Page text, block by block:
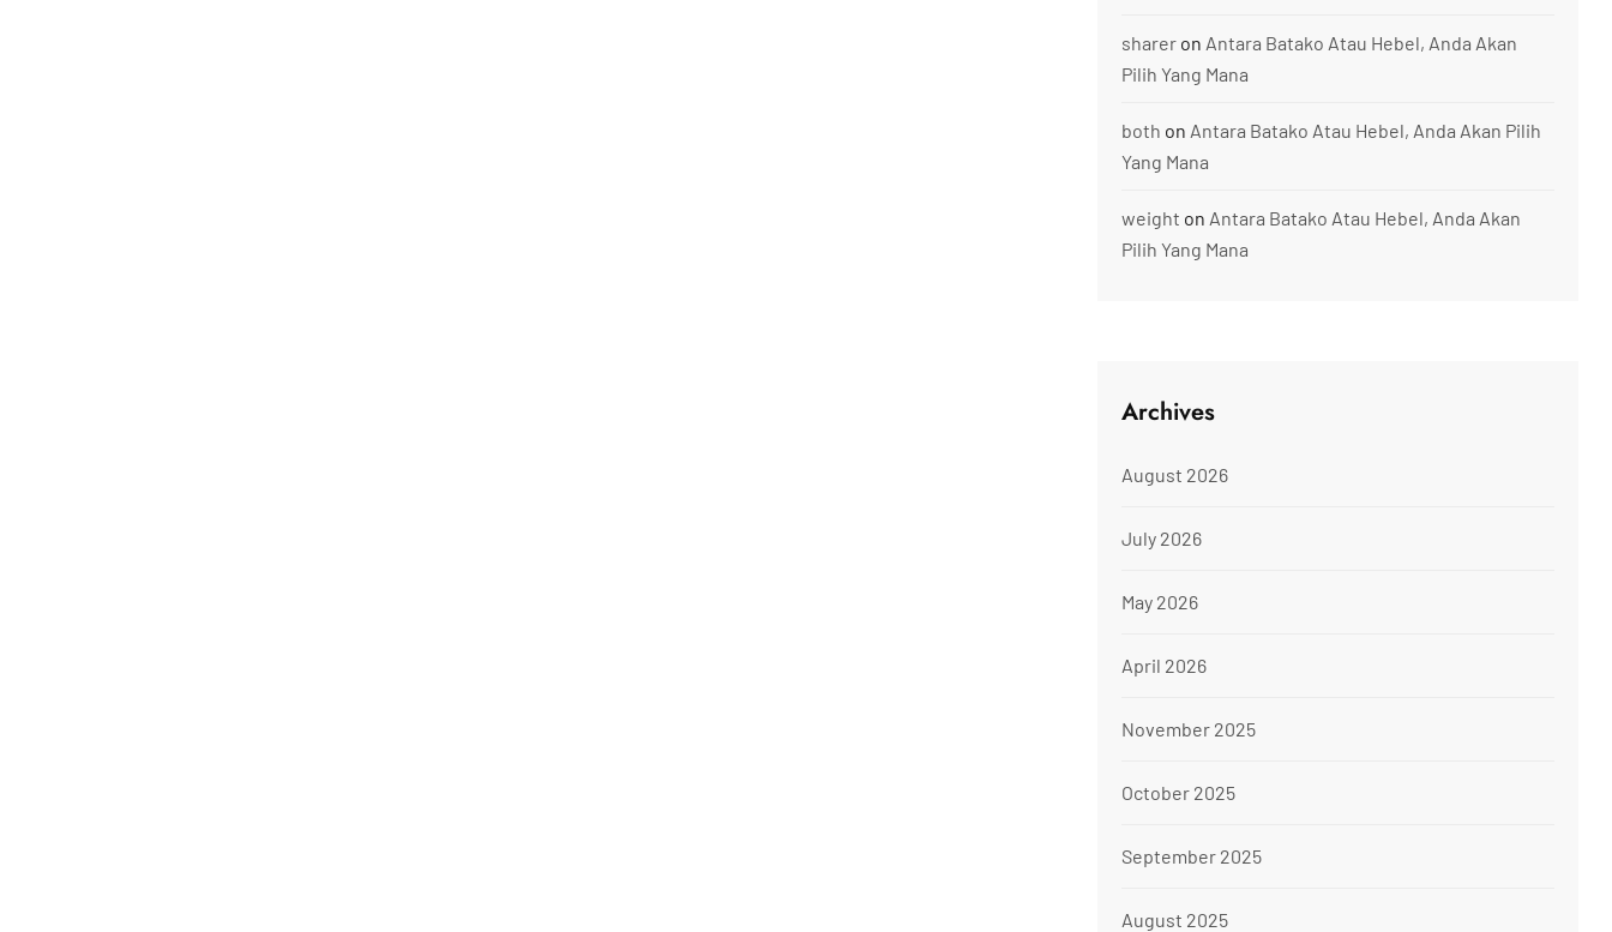
shareron Antara Batako Atau Hebel, Anda Akan
Pilih Yang Mana
both on Antara Batako Atau Hebel, Anda Akan Pilih
Yang Mana
weight on Antara Batako Atau Hebel, Anda Akan
Pilih Yang Mana
Archives
August 2026
July 2026
May 2026
April 2026
November 2025
October 2025
September 2025
August 2025